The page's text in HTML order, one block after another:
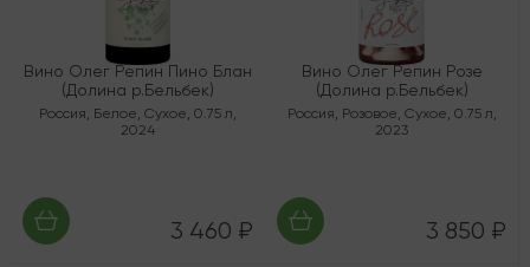
Вино Олег Репин Пино Блан
(Долина р.Бельбек)
Россия, Белое, Сухое, 0.75 л,
2024
3 460 ₽
Вино Олег Репин Розе
(Долина р.Бельбек)
Россия, Розовое, Сухое, 0.75 л,
2023
3 850 ₽